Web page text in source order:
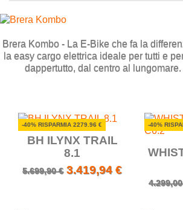
Brera Kombo - La E-Bike che fa la
la easy cargo elettrica ideale per tutti e
dappertutto, dal centro al lungomare.
BH ILYNX TRAIL
8.1
5.699,90 € 3.419,94 €
-40% RISPARMIA 2279.96 € -40%